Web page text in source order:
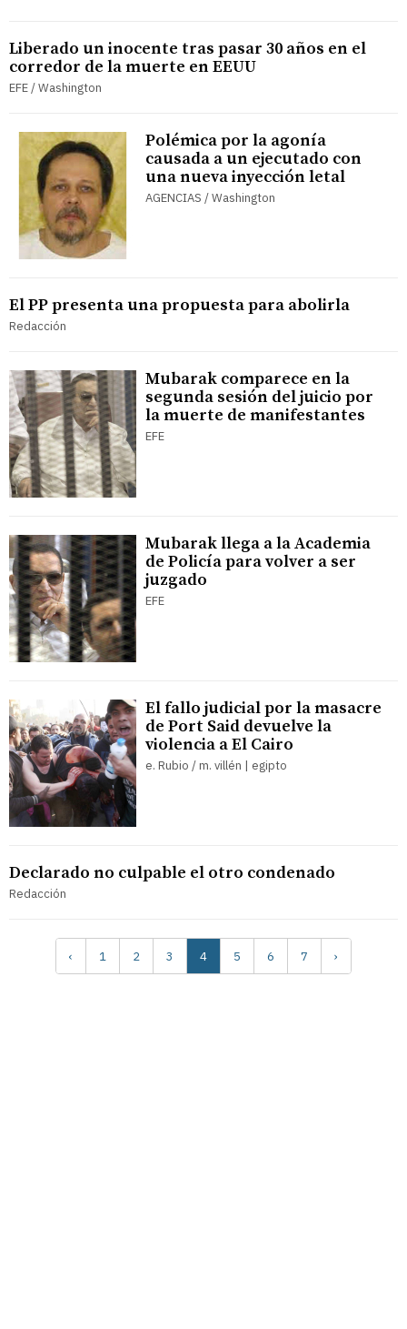
Liberado un inocente tras pasar 30 años en el
corredor de la muerte en EEUU
EFE / Washington
Polémica por la agonía
causada a un ejecutado con
una nueva inyección letal
AGENCIAS / Washington
El PP presenta una propuesta para abolirla
Redacción
Mubarak comparece en la
segunda sesión del juicio por
la muerte de manifestantes
EFE
Mubarak llega a la Academia
de Policía para volver a ser
juzgado
EFE
El fallo judicial por la masacre
de Port Said devuelve la
violencia a El Cairo
e. Rubio / m. villén | egipto
Declarado no culpable el otro condenado
Redacción
‹ 1 2 3 4 5 6 7 ›